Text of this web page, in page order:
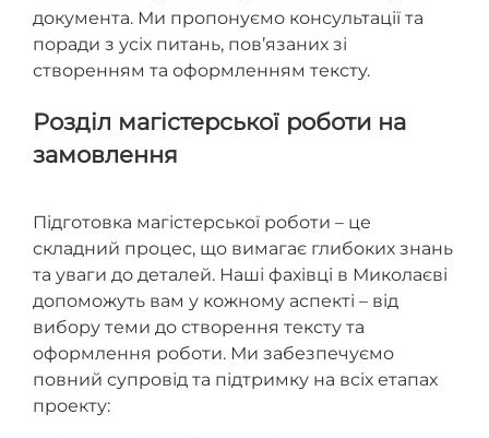
документа. Ми пропонуємо консультації та
поради з усіх питань, пов’язаних зі
створенням та оформленням тексту.
Розділ магістерської роботи на
замовлення
Підготовка магістерської роботи – це
складний процес, що вимагає глибоких знань
та уваги до деталей. Наші фахівці в Миколаєві
допоможуть вам у кожному аспекті – від
вибору теми до створення тексту та
оформлення роботи. Ми забезпечуємо
повний супровід та підтримку на всіх етапах
проекту: